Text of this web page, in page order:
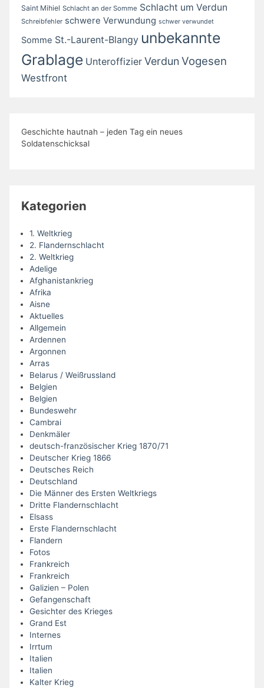
Saint Mihiel Schlacht an der Somme Schlacht um Verdun
Schreibfehler schwere Verwundung schwer verwundet
Somme St.-Laurent-Blangy unbekannte
Grablage Unteroffizier Verdun Vogesen
Westfront
Geschichte hautnah – jeden Tag ein neues
Soldatenschicksal
Kategorien
1. Weltkrieg
2. Flandernschlacht
2. Weltkrieg
Adelige
Afghanistankrieg
Afrika
Aisne
Aktuelles
Allgemein
Ardennen
Argonnen
Arras
Belarus / Weißrussland
Belgien
Belgien
Bundeswehr
Cambrai
Denkmäler
deutsch-französischer Krieg 1870/71
Deutscher Krieg 1866
Deutsches Reich
Deutschland
Die Männer des Ersten Weltkriegs
Dritte Flandernschlacht
Elsass
Erste Flandernschlacht
Flandern
Fotos
Frankreich
Frankreich
Galizien – Polen
Gefangenschaft
Gesichter des Krieges
Grand Est
Internes
Irrtum
Italien
Italien
Kalter Krieg